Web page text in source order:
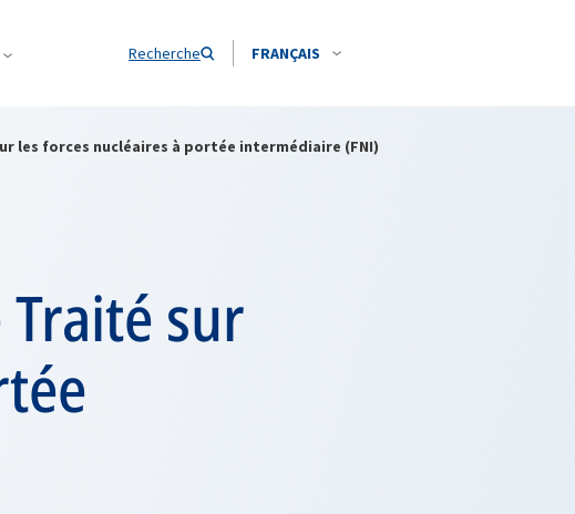
Recherche FRANÇAIS
les forces nucléaires à portée intermédiaire (FNI)
sur